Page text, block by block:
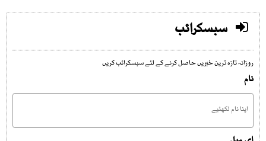
سبسکرائب
روزانہ تازہ ترین خبریں حاصل کرنے کے لئے سبسکرائب کریں
نام